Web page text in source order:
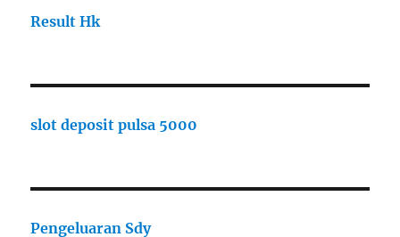
Result Hk
slot deposit pulsa 5000
Pengeluaran Sdy